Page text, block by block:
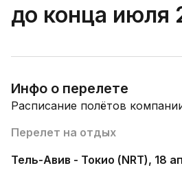
до конца июля
Инфо о перелете
Расписание полётов
Перелет на отдых
Тель-Авив - Токио (NRT), 18